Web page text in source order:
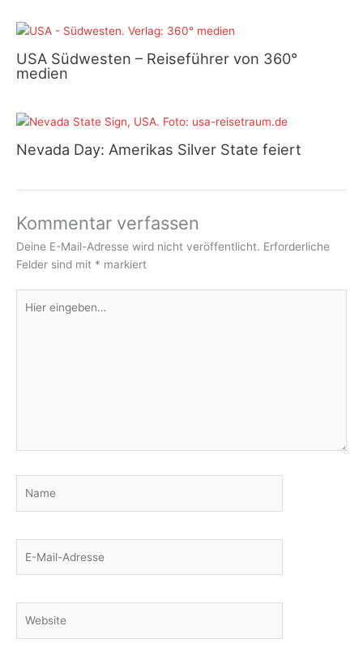
USA Südwesten – Reiseführer von 360°
medien
Nevada Day: Amerikas Silver State feiert
Kommentar verfassen
Deine E-Mail-Adresse wird nicht veröffentlicht. Erforderliche
Felder sind mit * markiert
eingeben…
Mail-